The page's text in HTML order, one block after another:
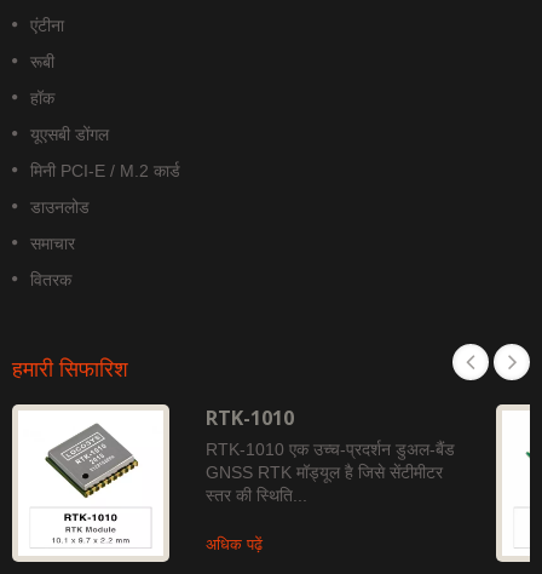
एंटीना
रूबी
हॉक
यूएसबी डोंगल
मिनी PCI-E / M.2 कार्ड
डाउनलोड
समाचार
वितरक
हमारी सिफारिश
RTK-1010
RTK-1010 एक उच्च-प्रदर्शन डुअल-बैंड
GNSS RTK मॉड्यूल है जिसे सेंटीमीटर
स्तर की स्थिति...
अधिक पढ़ें